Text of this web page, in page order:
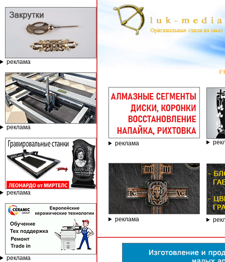
реклама
реклама
реклама
реклама
реклама
реклама